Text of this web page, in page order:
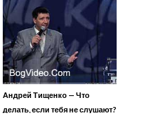
Андрей Тищенко — Что
делать, если тебя не слушают?